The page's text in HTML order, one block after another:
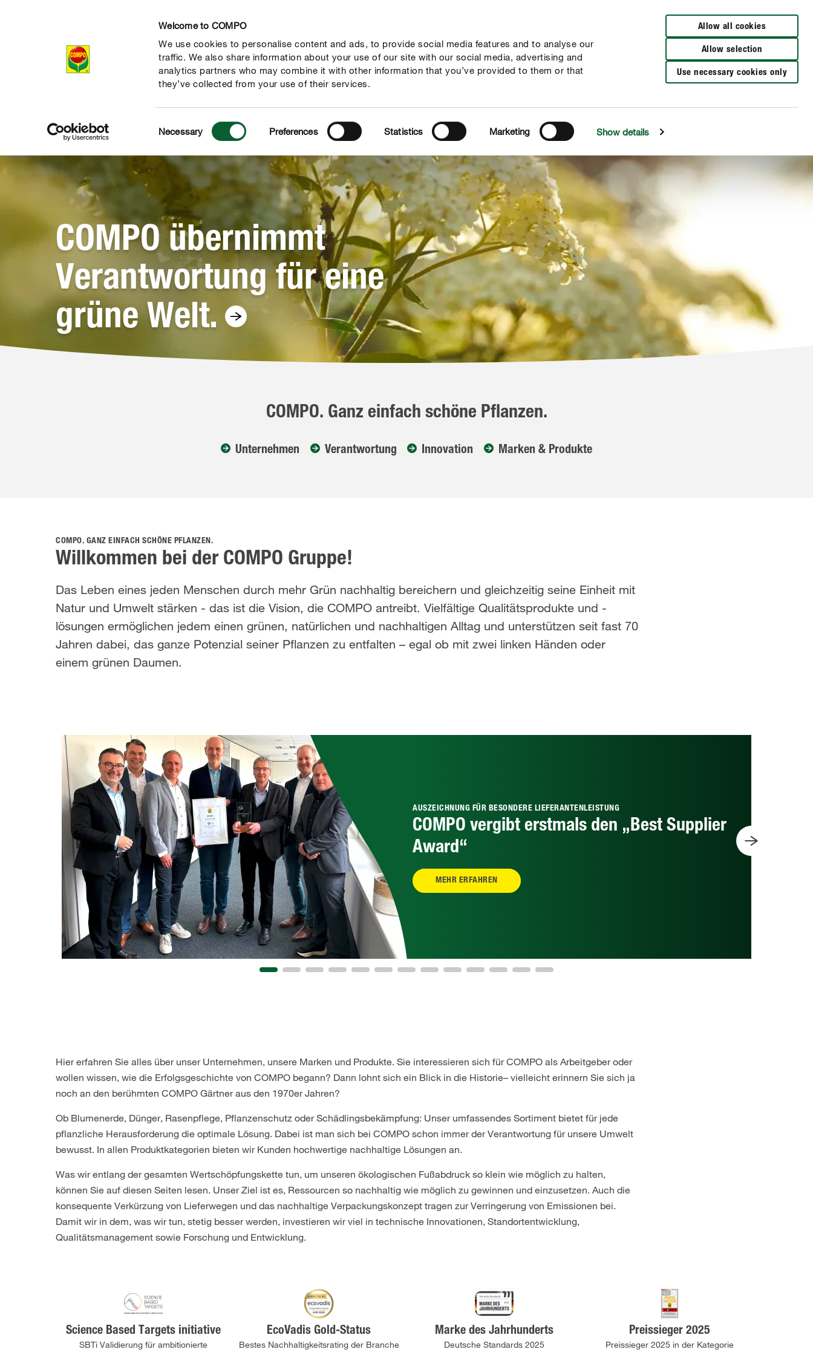
Welcome to COMPO
We use cookies to personalise content and ads, to provide social media features and to analyse our
traffic. We also share information about your use of our site with our social media, advertising and
analytics partners who may combine it with other information that you’ve provided to them or that
they’ve collected from your use of their services.
Selection
Necessary Preferences Statistics Marketing Show details
Allow all cookies
Allow selection
Use necessary cookies only
Unternehmen Verantwortung Innovation Marken & Produkte
COMPO übernimmt
Verantwortung für eine
grüne Welt.
COMPO. Ganz einfach schöne Pflanzen.
Unternehmen Verantwortung Innovation Marken & Produkte
COMPO. GANZ EINFACH SCHÖNE PFLANZEN.
Willkommen bei der COMPO Gruppe!
Das Leben eines jeden Menschen durch mehr Grün nachhaltig bereichern und gleichzeitig seine Einheit mit
Natur und Umwelt stärken - das ist die Vision, die COMPO antreibt. Vielfältige Qualitätsprodukte und -
lösungen ermöglichen jedem einen grünen, natürlichen und nachhaltigen Alltag und unterstützen seit fast 70
Jahren dabei, das ganze Potenzial seiner Pflanzen zu entfalten – egal ob mit zwei linken Händen oder
einem grünen Daumen.
AUSZEICHNUNG FÜR BESONDERE LIEFERANTENLEISTUNG
COMPO vergibt erstmals den „Best Supplier
Award“
MEHR ERFAHREN
Hier erfahren Sie alles über unser Unternehmen, unsere Marken und Produkte. Sie interessieren sich für COMPO als Arbeitgeber oder
wollen wissen, wie die Erfolgsgeschichte von COMPO begann? Dann lohnt sich ein Blick in die Historie– vielleicht erinnern Sie sich ja
noch an den berühmten COMPO Gärtner aus den 1970er Jahren?
Ob Blumenerde, Dünger, Rasenpflege, Pflanzenschutz oder Schädlingsbekämpfung: Unser umfassendes Sortiment bietet für jede
pflanzliche Herausforderung die optimale Lösung. Dabei ist man sich bei COMPO schon immer der Verantwortung für unsere Umwelt
bewusst. In allen Produktkategorien bieten wir Kunden hochwertige nachhaltige Lösungen an.
Was wir entlang der gesamten Wertschöpfungskette tun, um unseren ökologischen Fußabdruck so klein wie möglich zu halten,
können Sie auf diesen Seiten lesen. Unser Ziel ist es, Ressourcen so nachhaltig wie möglich zu gewinnen und einzusetzen. Auch die
konsequente Verkürzung von Lieferwegen und das nachhaltige Verpackungskonzept tragen zur Verringerung von Emissionen bei.
Damit wir in dem, was wir tun, stetig besser werden, investieren wir viel in technische Innovationen, Standortentwicklung,
Qualitätsmanagement sowie Forschung und Entwicklung.
Science Based Targets initiative
SBTi Validierung für ambitionierte
EcoVadis Gold-Status
Bestes Nachhaltigkeitsrating der Branche
Marke des Jahrhunderts
Deutsche Standards 2025
Preissieger 2025
Preissieger 2025 in der Kategorie